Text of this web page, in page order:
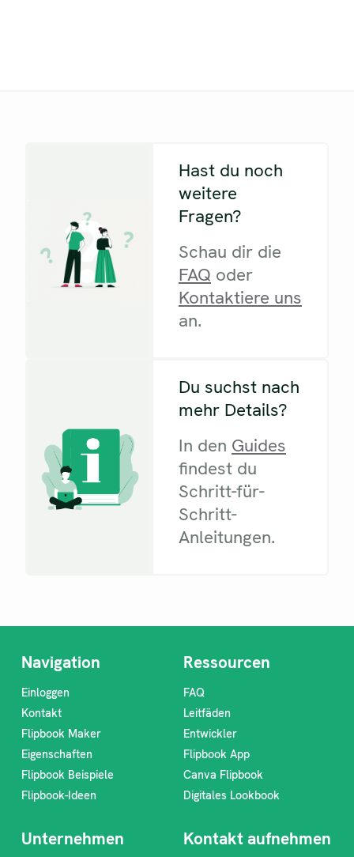
Hast du noch
weitere
Fragen?
Schau dir die
FAQ oder
Kontaktiere uns
an.
Du suchst nach
mehr Details?
In den Guides
findest du
Schritt-für-
Schritt-
Anleitungen.
Navigation
Einloggen
Kontakt
Flipbook Maker
Eigenschaften
Flipbook Beispiele
Flipbook-Ideen
Ressourcen
FAQ
Leitfäden
Entwickler
Flipbook App
Canva Flipbook
Digitales Lookbook
Unternehmen Kontakt aufnehmen